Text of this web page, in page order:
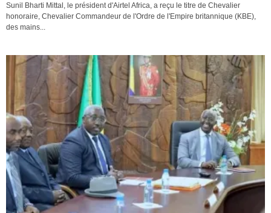
Sunil Bharti Mittal, le président d'Airtel Africa, a reçu le titre de Chevalier
honoraire, Chevalier Commandeur de l'Ordre de l'Empire britannique (KBE),
des mains...